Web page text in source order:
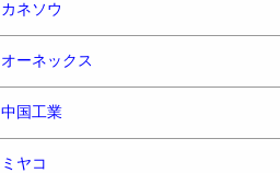
カネソウ
オーネックス
中国工業
ミヤコ